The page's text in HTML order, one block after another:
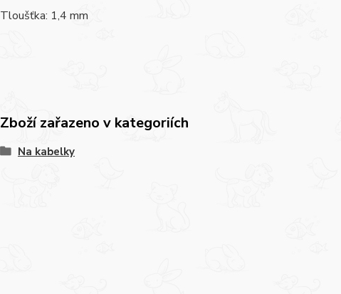
Tloušťka: 1,4 mm
Zboží zařazeno v kategoriích
Na kabelky